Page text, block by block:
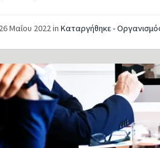
26 Μαΐου 2022inΚαταργήθηκε -